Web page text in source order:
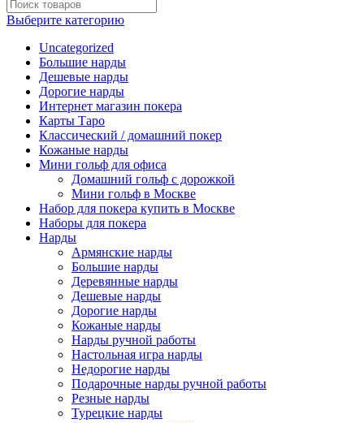
Выберите категорию
Uncategorized
Большие нарды
Дешевые нарды
Дорогие нарды
Интернет магазин покера
Карты Таро
Классический / домашний покер
Кожаные нарды
Мини гольф для офиса
Домашний гольф с дорожкой
Мини гольф в Москве
Набор для покера купить в Москве
Наборы для покера
Нарды
Армянские нарды
Большие нарды
Деревянные нарды
Дешевые нарды
Дорогие нарды
Кожаные нарды
Нарды ручной работы
Настольная игра нарды
Недорогие нарды
Подарочные нарды ручной работы
Резные нарды
Турецкие нарды